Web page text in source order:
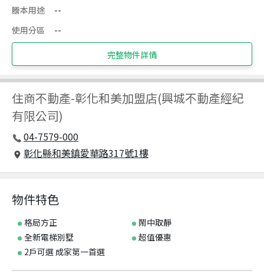
謄本用途
--
使用分區
--
完整物件詳情
住商不動產-彰化和美加盟店(興城不動產經紀
有限公司)
04-7579-000
彰化縣和美鎮愛華路317號1樓
物件特色
格局方正
鬧中取靜
全新電梯別墅
超值優惠
2戶可選 成家第一首選